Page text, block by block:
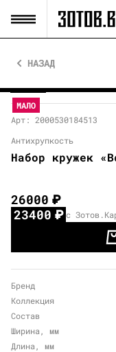
НАЗАД
МАЛО
Арт: 2000530184513
Антихрупкость
Набор кружек
26000₽
23400₽ с
Бренд
Коллекция
Состав
Ширина, мм
Длина, мм